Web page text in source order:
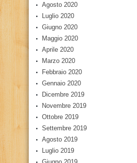
Agosto 2020
Luglio 2020
Giugno 2020
Maggio 2020
Aprile 2020
Marzo 2020
Febbraio 2020
Gennaio 2020
Dicembre 2019
Novembre 2019
Ottobre 2019
Settembre 2019
Agosto 2019
Luglio 2019